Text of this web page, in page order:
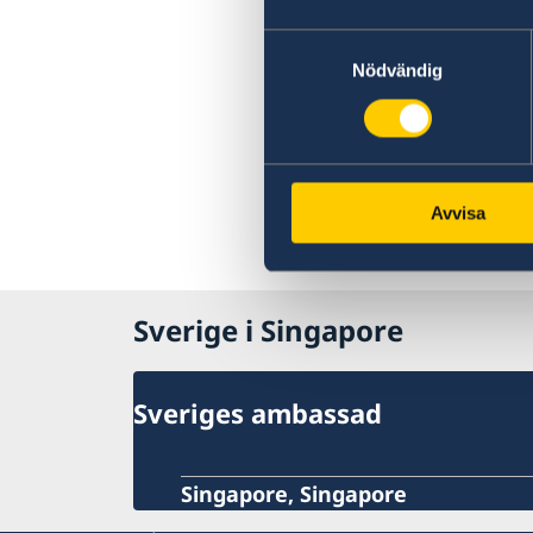
Nödvändig
Avvisa
In- och utresebestämmelser
Lokala lagar och sedvänjor
Kriminalitet och personlig säkerhet
Sverige i Singapore
Sveriges ambassad
Singapore, Singapore